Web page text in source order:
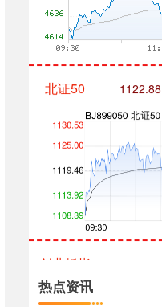
北证50 1122.88
创业板指 3515.56
热点资讯